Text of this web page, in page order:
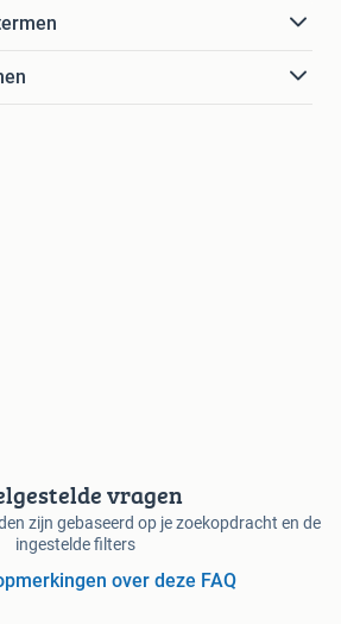
vragen
zijn gebaseerd op je zoekopdracht en de
ingestelde filters
over deze FAQ